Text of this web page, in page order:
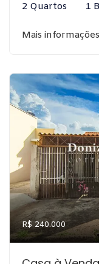
2 Quartos 1
Mais informações
R$ 240.000